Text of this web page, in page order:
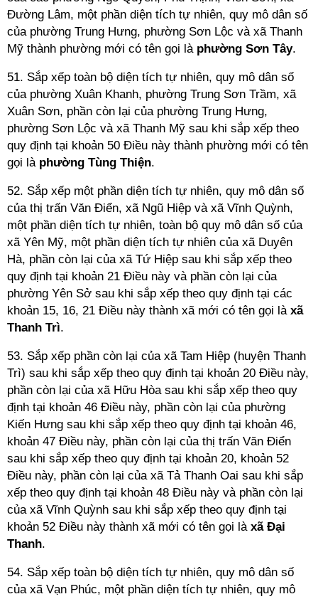
Đường Lâm, một phần diện tích tự nhiên, quy mô dân số
của phường Trung Hưng, phường Sơn Lộc và xã Thanh
Mỹ thành phường mới có tên gọi là phường Sơn Tây.
51. Sắp xếp toàn bộ diện tích tự nhiên, quy mô dân số
của phường Xuân Khanh, phường Trung Sơn Trầm, xã
Xuân Sơn, phần còn lại của phường Trung Hưng,
phường Sơn Lộc và xã Thanh Mỹ sau khi sắp xếp theo
quy định tại khoản 50 Điều này thành phường mới có tên
gọi là phường Tùng Thiện.
52. Sắp xếp một phần diện tích tự nhiên, quy mô dân số
của thị trấn Văn Điển, xã Ngũ Hiệp và xã Vĩnh Quỳnh,
một phần diện tích tự nhiên, toàn bộ quy mô dân số của
xã Yên Mỹ, một phần diện tích tự nhiên của xã Duyên
Hà, phần còn lại của xã Tứ Hiệp sau khi sắp xếp theo
quy định tại khoản 21 Điều này và phần còn lại của
phường Yên Sở sau khi sắp xếp theo quy định tại các
khoản 15, 16, 21 Điều này thành xã mới có tên gọi là xã
Thanh Trì.
53. Sắp xếp phần còn lại của xã Tam Hiệp (huyện Thanh
Trì) sau khi sắp xếp theo quy định tại khoản 20 Điều này,
phần còn lại của xã Hữu Hòa sau khi sắp xếp theo quy
định tại khoản 46 Điều này, phần còn lại của phường
Kiến Hưng sau khi sắp xếp theo quy định tại khoản 46,
khoản 47 Điều này, phần còn lại của thị trấn Văn Điển
sau khi sắp xếp theo quy định tại khoản 20, khoản 52
Điều này, phần còn lại của xã Tả Thanh Oai sau khi sắp
xếp theo quy định tại khoản 48 Điều này và phần còn lại
của xã Vĩnh Quỳnh sau khi sắp xếp theo quy định tại
khoản 52 Điều này thành xã mới có tên gọi là xã Đại
Thanh.
54. Sắp xếp toàn bộ diện tích tự nhiên, quy mô dân số
của xã Vạn Phúc, một phần diện tích tự nhiên, quy mô